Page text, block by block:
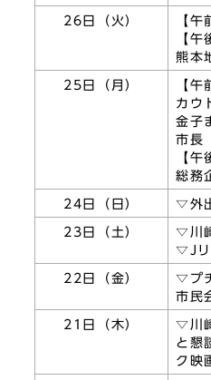
26日（火）
【
【
熊本
25日（月）
【
カウ
金子
市長
【
総務
24日（日） ▽外
23日（土）
▽川
▽Jリ
22日（金）
▽プ
市民
21日（木）
▽川
と懇
ク映